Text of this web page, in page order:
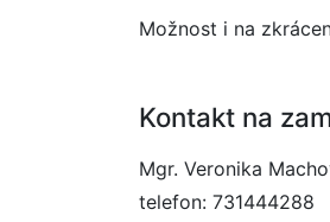
Možnost i na
Kontakt na
Mgr. Veronika
telefon: 731444288